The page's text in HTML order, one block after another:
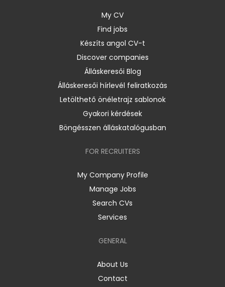
My CV
Find jobs
Készíts angol CV-t
Discover companies
Álláskeresői Blog
Álláskeresői hírlevél feliratkozás
Letölthető önéletrajz sablonok
Gyakori kérdések
Böngésszen álláskatalógusban
FOR RECRUITERS
My Company Profile
Manage Jobs
Search CVs
Services
GENERAL
About Us
Contact